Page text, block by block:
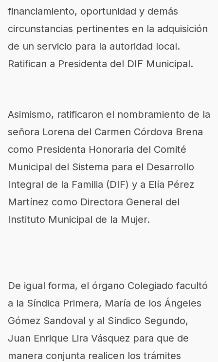
financiamiento, oportunidad y demás
circunstancias pertinentes en la adquisición
de un servicio para la autoridad local.
Ratifican a Presidenta del DIF Municipal.
Asimismo, ratificaron el nombramiento de la
señora Lorena del Carmen Córdova Brena
como Presidenta Honoraria del Comité
Municipal del Sistema para el Desarrollo
Integral de la Familia (DIF) y a Elía Pérez
Martínez como Directora General del
Instituto Municipal de la Mujer.
De igual forma, el órgano Colegiado facultó
a la Síndica Primera, María de los Ángeles
Gómez Sandoval y al Síndico Segundo,
Juan Enrique Lira Vásquez para que de
manera conjunta realicen los trámites